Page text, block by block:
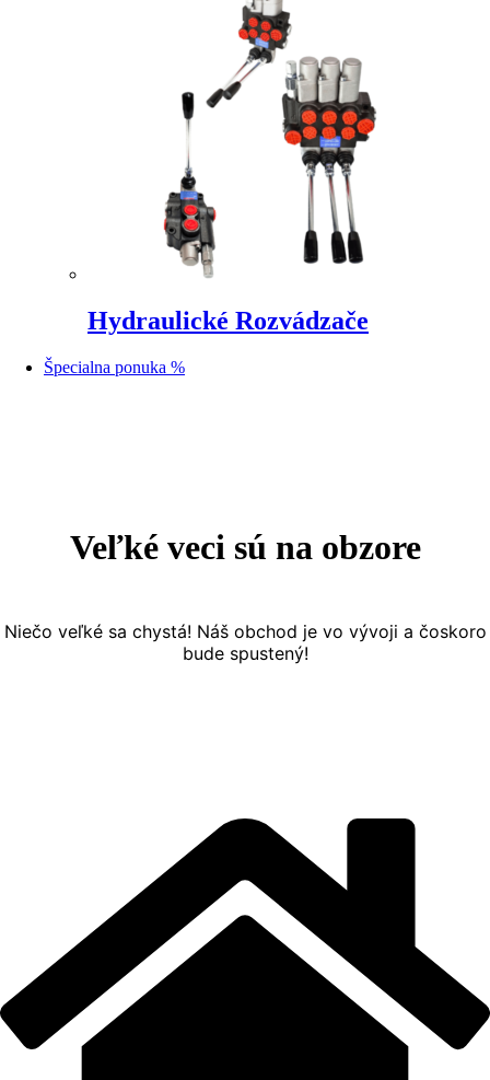
Hydraulické Rozvádzače
Špecialna ponuka %
Veľké veci sú na obzore
Niečo veľké sa chystá! Náš obchod je vo vývoji a čoskoro
bude spustený!